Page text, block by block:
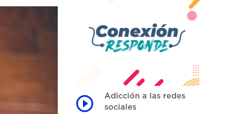
Adicción a las redes
sociales